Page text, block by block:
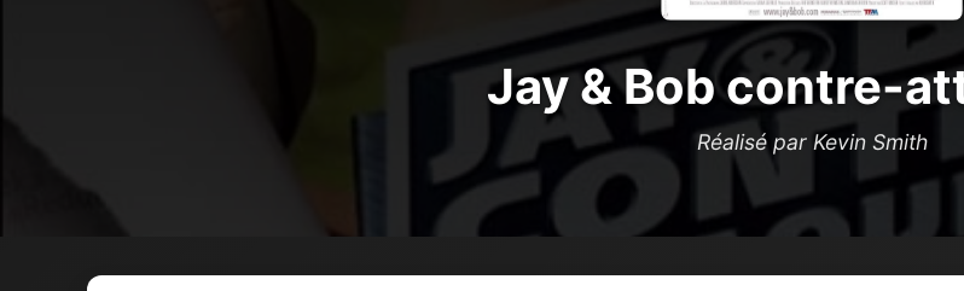
Jay & Bob contre-
Réalisé par Kevin Smith